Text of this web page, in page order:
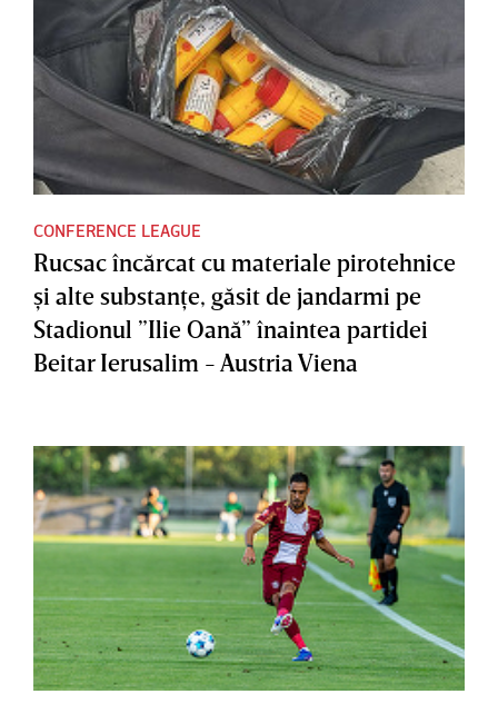
CONFERENCE LEAGUE
Rucsac încărcat cu materiale pirotehnice
şi alte substanţe, găsit de jandarmi pe
Stadionul ”Ilie Oană” înaintea partidei
Beitar Ierusalim - Austria Viena